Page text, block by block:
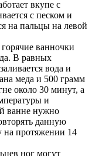
вкупе с
с песком и
на пальцы на левой
ванночки
В равных
вода и
меда и 500 грамм
около 30 минут, а
и
ванне нужно
данную
на протяжении 14
ног могут